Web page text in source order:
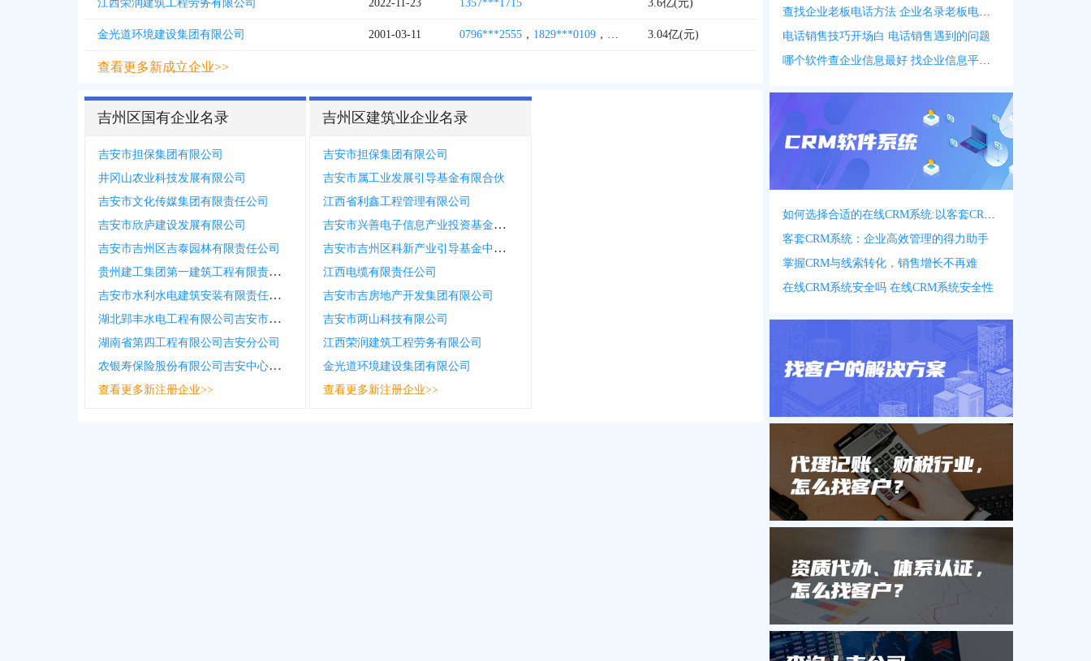
江西荣润建筑工程劳务有限公司 2022-11-23 1357***1715 3.6亿(元)
金光道环境建设集团有限公司 2001-03-11 0796***2555 ， 1829***0109 ， 0796***95773.04亿(元)
查看更多新成立企业>>
吉州区国有企业名录
吉安市担保集团有限公司
井冈山农业科技发展有限公司
吉安市文化传媒集团有限责任公司
吉安市欣庐建设发展有限公司
吉安市吉州区吉泰园林有限责任公司
贵州建工集团第一建筑工程有限责任公司吉安分公司
吉安市水利水电建筑安装有限责任公司城南分公司
湖北郢丰水电工程有限公司吉安市吉州区分公司
湖南省第四工程有限公司吉安分公司
农银寿保险股份有限公司吉安中心支公司
查看更多新注册企业>>
吉州区建筑业企业名录
吉安市担保集团有限公司
吉安市属工业发展引导基金有限合伙
江西省利鑫工程管理有限公司
吉安市兴善电子信息产业投资基金合伙企业有限合伙
吉安市吉州区科新产业引导基金中心有限合伙
江西电缆有限责任公司
吉安市吉房地产开发集团有限公司
吉安市两山科技有限公司
江西荣润建筑工程劳务有限公司
金光道环境建设集团有限公司
查看更多新注册企业>>
查找企业老板电话方法 企业名录老板电话名录
电话销售技巧开场白 电话销售遇到的问题
哪个软件查企业信息最好 找企业信息平台 app
如何选择合适的在线CRM系统:以客套CRM系统为例
客套CRM系统：企业高效管理的得力助手
掌握CRM与线索转化，销售增长不再难
在线CRM系统安全吗 在线CRM系统安全性